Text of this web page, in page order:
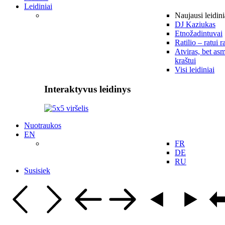
Leidiniai
Naujausi
DJ Kaziukas
Etnožadintuvai
Ratilio – ratui
Atviras, bet
kraštui
Visi leidiniai
Interaktyvus leidinys
Nuotraukos
EN
FR
DE
RU
Susisiek